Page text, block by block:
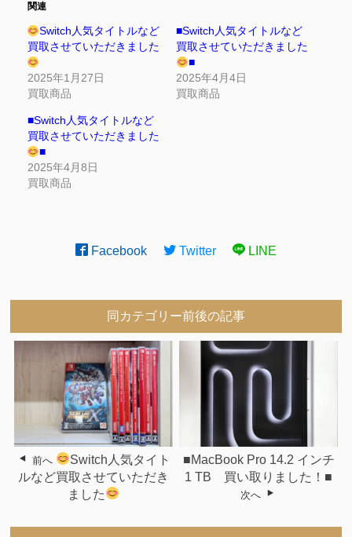
関連
Switch人気タイトルなど
買取させていただきました
2025年1月27日
買取商品
■Switch人気タイトルなど
買取させていただきました
■
2025年4月4日
買取商品
■Switch人気タイトルなど
買取させていただきました
■
2025年4月8日
買取商品
Facebook Twitter LINE
同カテゴリー前後の記事
前へ
Switch人気タイト
ルなど買取させていただき
ました
■MacBook Pro 14.2 インチ
1 TB 買い取りました！■
次へ